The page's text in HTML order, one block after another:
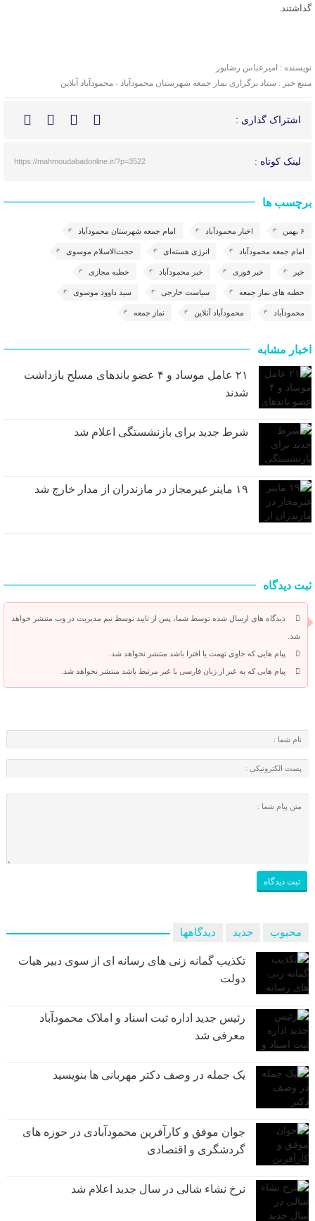
گذاشتند.
نویسنده : امیرعباس رضاپور
منبع خبر : ستاد برگزاری نماز جمعه شهرستان محمودآباد - محمودآباد آنلاین
اشتراک گذاری :
لینک کوتاه : https://mahmoudabadonline.ir/?p=3522
برچسب ها
۶ بهمن اخبار محمودآباد امام جمعه شهرستان محمودآباد
امام جمعه محمودآباد انرژی هسته‌ای حجت‌الاسلام موسوی
خبر خبر فوری خبر محمودآباد خطبه مجازی
خطبه های نماز جمعه سیاست خارجی سید داوود موسوی
محمودآباد محمودآباد آنلاین نماز جمعه
اخبار مشابه
۲۱ عامل موساد و ۴ عضو باند‌های مسلح بازداشت
شدند
شرط جدید برای بازنشستگی اعلام شد
۱۹ ماینر غیرمجاز در مازندران از مدار خارج شد
ثبت دیدگاه
دیدگاه های ارسال شده توسط شما، پس از تایید توسط تیم مدیریت در وب منتشر خواهد
شد.
پیام هایی که حاوی تهمت یا افترا باشد منتشر نخواهد شد.
پیام هایی که به غیر از زبان فارسی یا غیر مرتبط باشد منتشر نخواهد شد.
محبوب جدید دیدگاهها
تکذیب گمانه زنی های رسانه ای از سوی دبیر هیات
دولت
رئیس جدید اداره ثبت اسناد و املاک محمودآباد
معرفی شد
یک جمله در وصف دکتر مهربانی ها بنویسید
جوان موفق و کارآفرین محمودآبادی در حوزه های
گردشگری و اقتصادی
نرخ نشاء شالی در سال جدید اعلام شد